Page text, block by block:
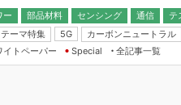
ー 部品材料 センシング
通信
テ
テーマ特集
5G カーボンニュートラル
IoT・エッジコンピューティング
EXPO
イトペーパー
Special
全記事一覧